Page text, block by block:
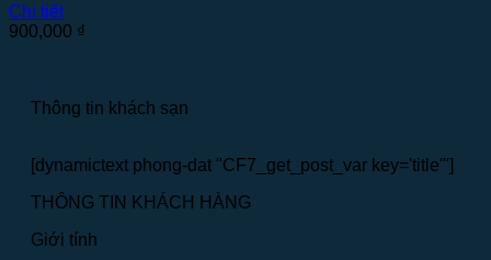
Chi tiết
900,000 ₫
Thông tin khách sạn
[dynamictext phong-dat "CF7_get_post_var key='title'"]
THÔNG TIN KHÁCH HÀNG
Giới tính